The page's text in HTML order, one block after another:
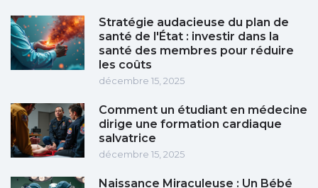
Stratégie audacieuse du plan de
santé de l'État : investir dans la
santé des membres pour réduire
les coûts
décembre 15, 2025
Comment un étudiant en médecine
dirige une formation cardiaque
salvatrice
décembre 15, 2025
Naissance Miraculeuse : Un Bébé